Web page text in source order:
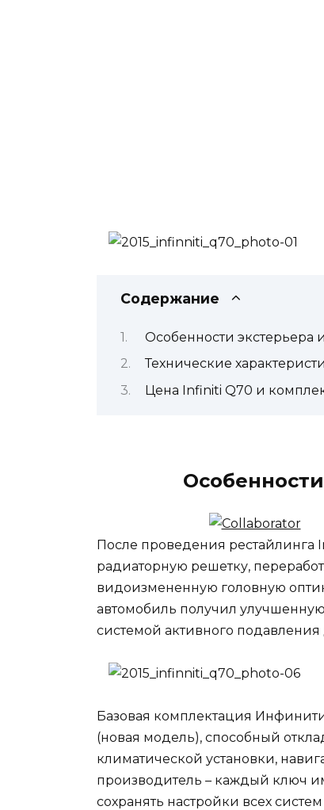
Содержание
Особенности экстерьера
Технические
Цена Infiniti Q70 и
После проведения рестайлинга
радиаторную решетку,
видоизмененную головную
автомобиль получил
системой активного
Базовая комплектация
(новая модель), способный
климатической установки,
производитель – каждый ключ
сохранять настройки всех